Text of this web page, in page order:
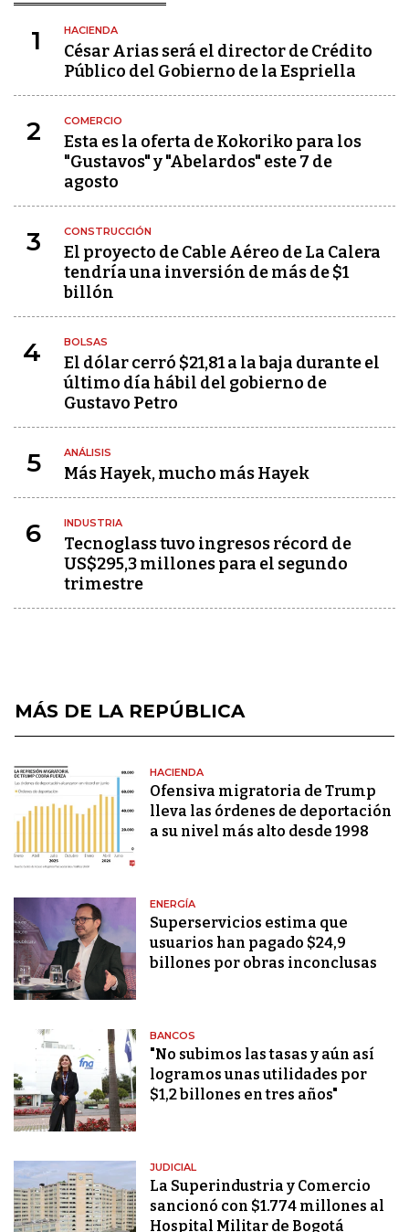
1 HACIENDA
César Arias será el director de Crédito
Público del Gobierno de la Espriella
2 COMERCIO
Esta es la oferta de Kokoriko para los
"Gustavos" y "Abelardos" este 7 de
agosto
3 CONSTRUCCIÓN
El proyecto de Cable Aéreo de La Calera
tendría una inversión de más de $1
billón
4 BOLSAS
El dólar cerró $21,81 a la baja durante el
último día hábil del gobierno de
Gustavo Petro
5 ANÁLISIS
Más Hayek, mucho más Hayek
6 INDUSTRIA
Tecnoglass tuvo ingresos récord de
US$295,3 millones para el segundo
trimestre
MÁS DE LA REPÚBLICA
HACIENDA
Ofensiva migratoria de Trump
lleva las órdenes de deportación
a su nivel más alto desde 1998
ENERGÍA
Superservicios estima que
usuarios han pagado $24,9
billones por obras inconclusas
BANCOS
"No subimos las tasas y aún así
logramos unas utilidades por
$1,2 billones en tres años"
JUDICIAL
La Superindustria y Comercio
sancionó con $1.774 millones al
Hospital Militar de Bogotá